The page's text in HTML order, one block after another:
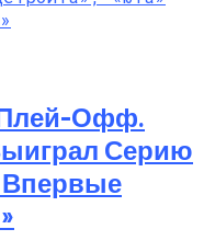
Офф.
Серию
Впервые